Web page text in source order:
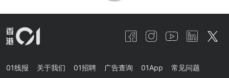
01线报 关于我们 01招聘 广告查询 01App 常见问题